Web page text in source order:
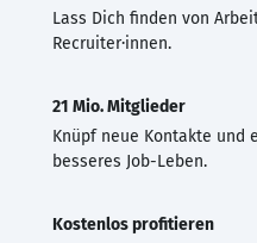
Lass Dich finden von
Recruiter·innen.
21 Mio. Mitglieder
Knüpf neue Kontakte und
besseres Job-Leben.
Kostenlos profitieren